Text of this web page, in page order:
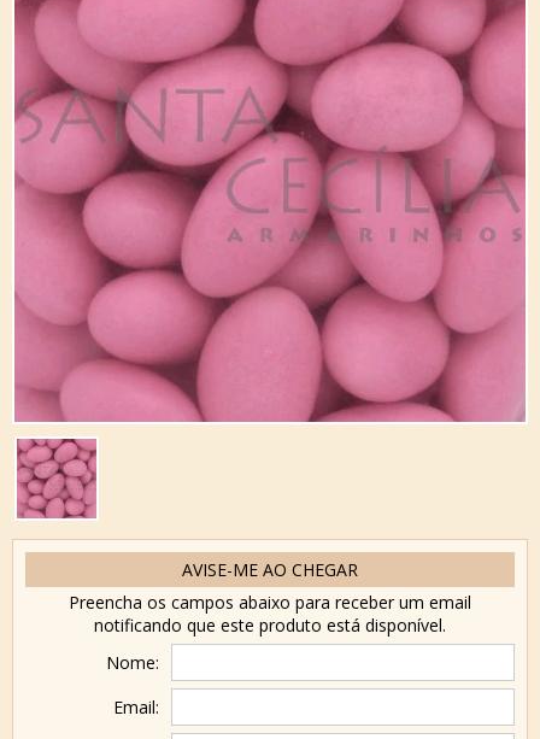
AVISE-ME AO CHEGAR
Preencha os campos abaixo para receber um email
notificando que este produto está disponível.
Nome:
Email: